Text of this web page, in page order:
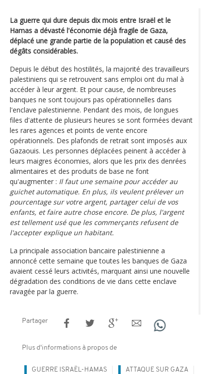
La guerre qui dure depuis dix mois entre Israël et le
Hamas a dévasté l'économie déjà fragile de Gaza,
déplacé une grande partie de la population et causé des
dégâts considérables.
Depuis le début des hostilités, la majorité des travailleurs
palestiniens qui se retrouvent sans emploi ont du mal à
accéder à leur argent. Et pour cause, de nombreuses
banques ne sont toujours pas opérationnelles dans
l'enclave palestinienne. Pendant des mois, de longues
files d'attente de plusieurs heures se sont formées devant
les rares agences et points de vente encore
opérationnels. Des plafonds de retrait sont imposés aux
Gazaouis. Les personnes déplacées peinent à accéder à
leurs maigres économies, alors que les prix des denrées
alimentaires et des produits de base ne font
qu'augmenter : Il faut une semaine pour accéder au
guichet automatique. En plus, ils veulent prélever un
pourcentage sur votre argent, partager celui de vos
enfants, et faire autre chose encore. De plus, l'argent
est tellement usé que les commerçants refusent de
l'accepter explique un habitant.
La principale association bancaire palestinienne a
annoncé cette semaine que toutes les banques de Gaza
avaient cessé leurs activités, marquant ainsi une nouvelle
dégradation des conditions de vie dans cette enclave
ravagée par la guerre.
Partager
Plus d'informations à propos de
GUERRE ISRAËL-HAMAS ATTAQUE SUR GAZA